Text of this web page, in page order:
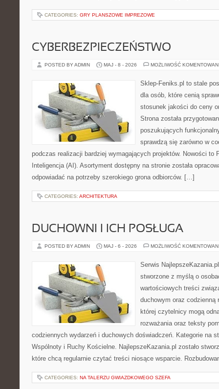
CATEGORIES: GRY PLANSZOWE IMPREZOWE
CYBERBEZPIECZEŃSTWO
POSTED BY ADMIN MAJ - 8 - 2026 MOŻLIWOŚĆ
Sklep-Feniks.pl to stale
dla osób, które cenią
stosunek jakości do ceny
Strona została
poszukujących
sprawdzą się zarówno w
podczas realizacji bardziej wymagających projektów. Nowości to
Inteligencja (AI). Asortyment dostępny na stronie została
odpowiadać na potrzeby szerokiego grona odbiorców. […]
CATEGORIES: ARCHITEKTURA
DUCHOWNI I ICH POSŁUGA
POSTED BY ADMIN MAJ - 6 - 2026 MOŻLIWOŚĆ
Serwis
stworzone z myślą o
wartościowych treści
duchowym oraz codzienną
której czytelnicy mogą
rozważania oraz teksty
codziennych wydarzeń i duchowych doświadczeń. Kategorie na
Wspólnoty i Ruchy Kościelne. NajlepszeKazania.pl zostało
które chcą regularnie czytać treści niosące wsparcie.
CATEGORIES: NA TALERZU GWIAZDKOWEGO SZEFA